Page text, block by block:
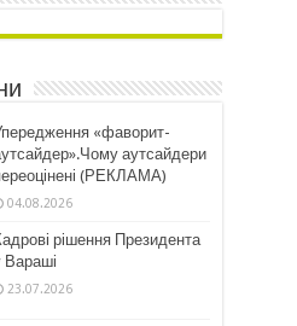
«фаворит-
аутсайдери
(РЕКЛАМА)
04.08.2026
рішення Президента
Вараші
23.07.2026